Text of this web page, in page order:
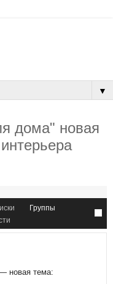
▼
дома" новая
Группы
новая тема: